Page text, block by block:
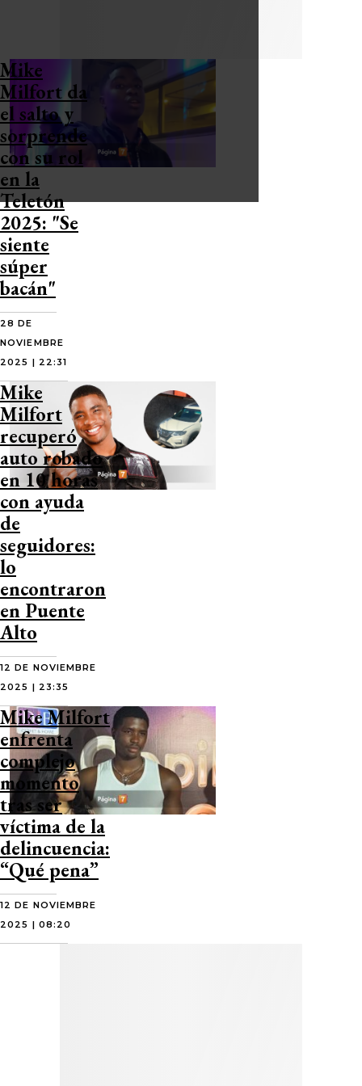
Mike
Milfort da
el salto y
sorprende
con su rol
en la
Teletón
2025: "Se
siente
súper
bacán"
28 DE
NOVIEMBRE
2025 | 22:31
Mike
Milfort
recuperó
auto robado
en 10 horas
con ayuda
de
seguidores:
lo
encontraron
en Puente
Alto
12 DE NOVIEMBRE
2025 | 23:35
Mike Milfort
enfrenta
complejo
momento
tras ser
víctima de la
delincuencia:
“Qué pena”
12 DE NOVIEMBRE
2025 | 08:20